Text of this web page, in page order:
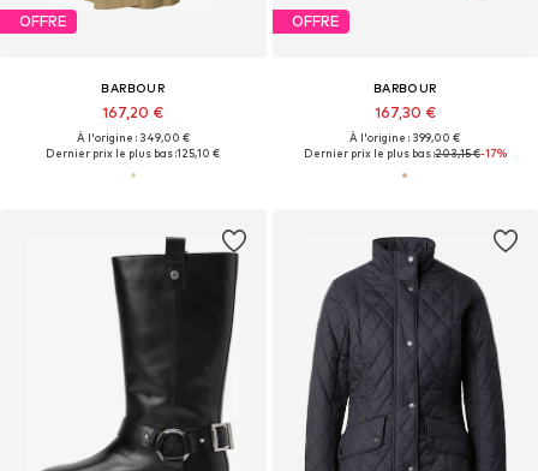
OFFRE
BARBOUR
167,20 €
À l'origine : 349,00 €
Dernier prix le plus bas :125,10 €
OFFRE
BARBOUR
167,30 €
À l'origine : 399,00 €
Dernier prix le plus bas :203,15 €-17%